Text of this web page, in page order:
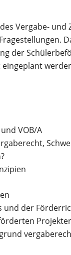
Vergabe-
der
VOB/A
und der